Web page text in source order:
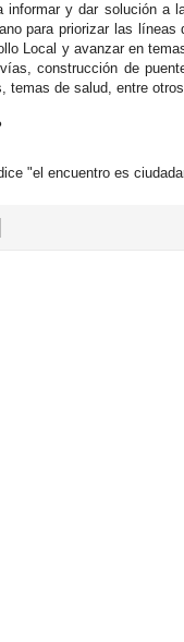
informar y dar solución a
para priorizar las
Local y avanzar en
construcción de
temas de salud, entre
"el encuentro es